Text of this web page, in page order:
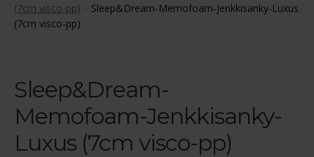
Ostoskori
Jenkkisängyn ostajan opas
Yleiset ehdot
(7cm visco-pp)
Sleep&Dream-Memofoam-Jenkkisanky-Luxus
(7cm visco-pp)
Sleep&Dream-
Memofoam-Jenkkisanky-
Luxus (7cm visco-pp)